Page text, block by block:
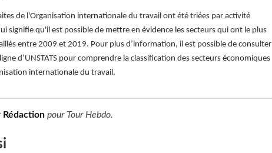
de l'Organisation internationale du travail ont été triées par activité
signifie qu'il est possible de mettre en évidence les secteurs qui ont le plus
entre 2009 et 2019. Pour plus d’information, il est possible de consulter
d’UNSTATS pour comprendre la classification des secteurs économiques
internationale du travail.
Rédactionpour Tour Hebdo.